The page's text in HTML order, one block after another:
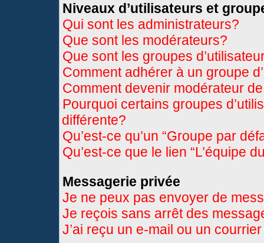
Niveaux d’utilisateurs et
Qui sont les administrateurs?
Que sont les modérateurs?
Que sont les groupes
Comment adhérer à un groupe
Comment devenir modérateur
Pourquoi certains groupes
différente?
Qu’est-ce qu’un “Groupe par
Qu’est-ce que le lien “L’équipe
Messagerie privée
Je ne peux pas envoyer de
Je reçois sans arrêt des
J’ai reçu un e-mail ou un